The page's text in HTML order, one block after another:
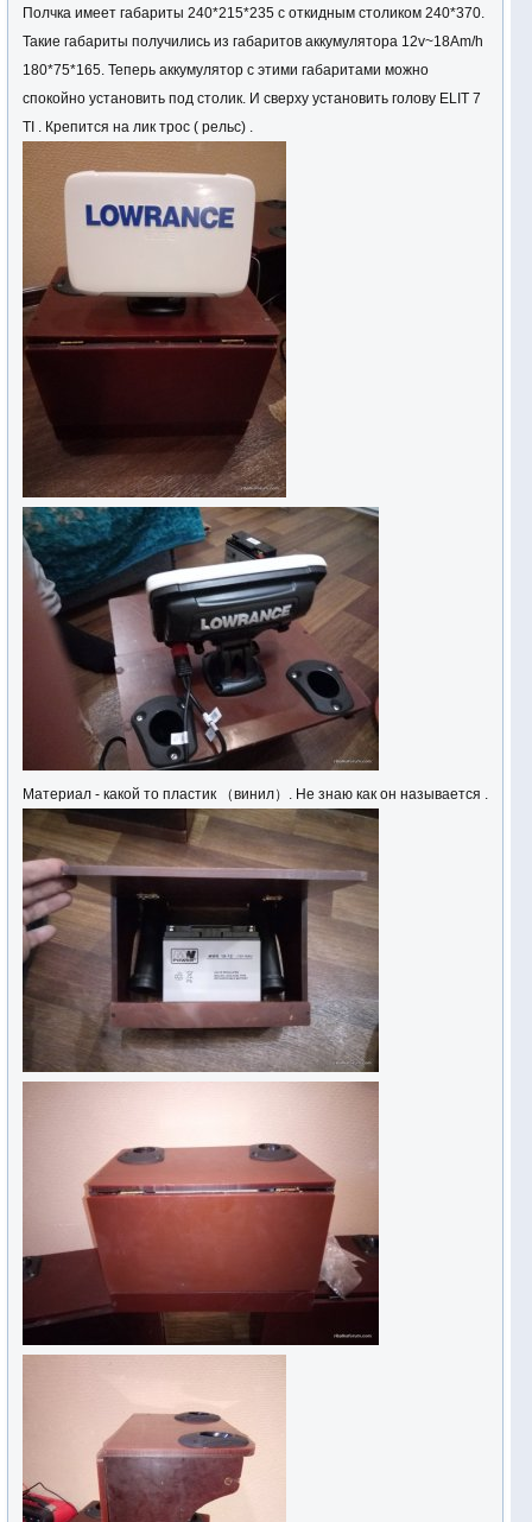
Полчка имеет габариты 240*215*235 с откидным столиком 240*370.
Такие габариты получились из габаритов аккумулятора 12v~18Am/h
180*75*165. Теперь аккумулятор с этими габаритами можно
спокойно установить под столик. И сверху установить голову ELIT 7
TI . Крепится на лик трос ( рельс) .
Материал - какой то пластик （винил）. Не знаю как он называется .